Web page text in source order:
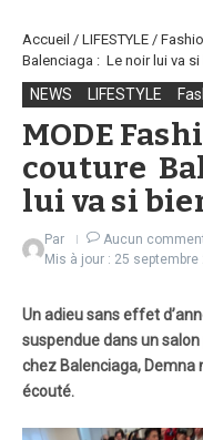
Accueil / LIFESTYLE /
Balenciaga : Le noir lui va si
NEWS LIFESTYLE
MODE
couture
lui va si
Par Aucun
Mis à jour : 25 septembre
Un adieu sans effet
suspendue dans un
chez Balenciaga, Demna
écouté.